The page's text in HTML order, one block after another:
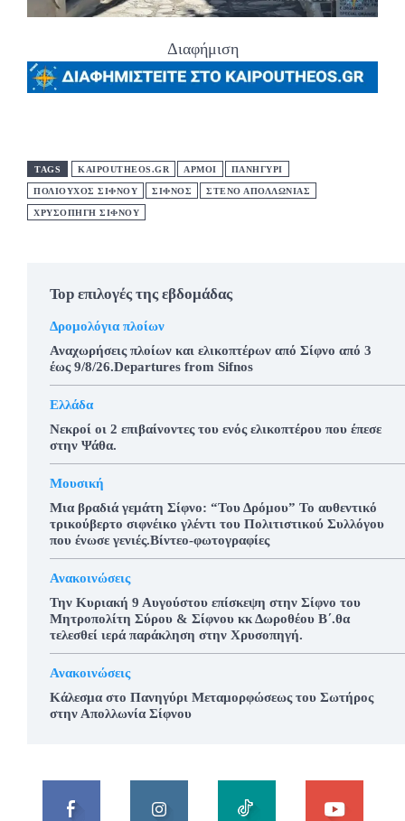
Διαφήμιση
TAGS KAIPOUTHEOS.GR ΑΡΜΟΙ ΠΑΝΗΓΥΡΙ
ΠΟΛΙΟΥΧΟΣ ΣΙΦΝΟΥ ΣΙΦΝΟΣ ΣΤΕΝΟ ΑΠΟΛΛΩΝΙΑΣ
ΧΡΥΣΟΠΗΓΗ ΣΙΦΝΟΥ
Top επιλογές της εβδομάδας
Δρομολόγια πλοίων
Αναχωρήσεις πλοίων και ελικοπτέρων από Σίφνο από 3
έως 9/8/26.Departures from Sifnos
Ελλάδα
Νεκροί οι 2 επιβαίνοντες του ενός ελικοπτέρου που έπεσε
στην Ψάθα.
Μουσική
Μια βραδιά γεμάτη Σίφνο: “Του Δρόμου” Το αυθεντικό
τρικούβερτο σιφνέικο γλέντι του Πολιτιστικού Συλλόγου
που ένωσε γενιές.Βίντεο-φωτογραφίες
Ανακοινώσεις
Την Κυριακή 9 Αυγούστου επίσκεψη στην Σίφνο του
Μητροπολίτη Σύρου & Σίφνου κκ Δωροθέου Β΄.θα
τελεσθεί ιερά παράκληση στην Χρυσοπηγή.
Ανακοινώσεις
Κάλεσμα στο Πανηγύρι Μεταμορφώσεως του Σωτήρος
στην Απολλωνία Σίφνου